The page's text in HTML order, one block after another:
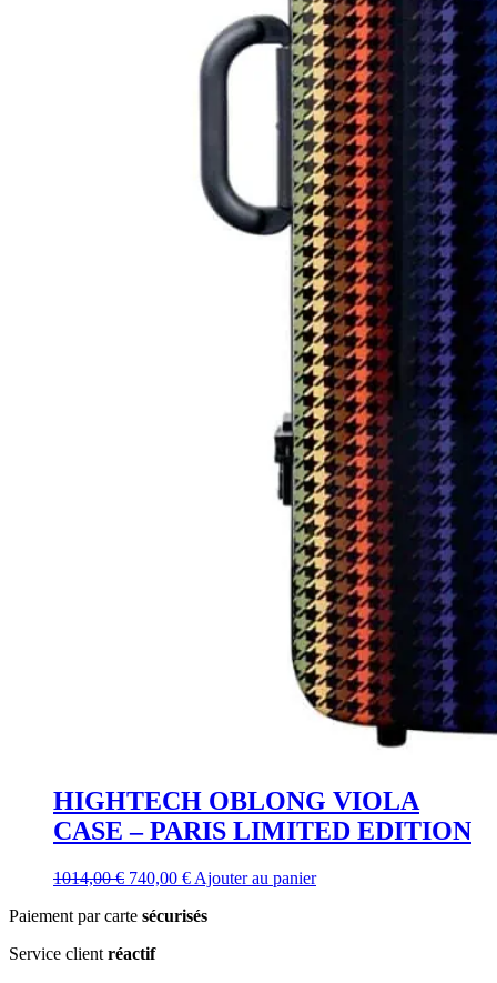
HIGHTECH OBLONG VIOLA
CASE – PARIS LIMITED EDITION
1014,00€ Le
initial
1014,00 €.
740,00 €Le
actuel
Ajouter au panier
Paiement par carte sécurisés
Service client réactif